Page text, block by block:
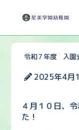
令和７年度 入園
2025年4月
４月１０日、
た！